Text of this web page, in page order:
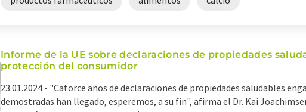
Informe de la UE sobre declaraciones de propiedades
protección del consumidor
23.01.2024 - "Catorce años de declaraciones de propiedades saludables
demostradas han llegado, esperemos, a su fin", afirma el Dr. Kai